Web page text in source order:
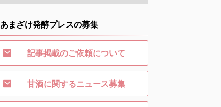
あまざけ発酵プレスの募集
記事掲載のご依頼について
甘酒に関するニュース募集